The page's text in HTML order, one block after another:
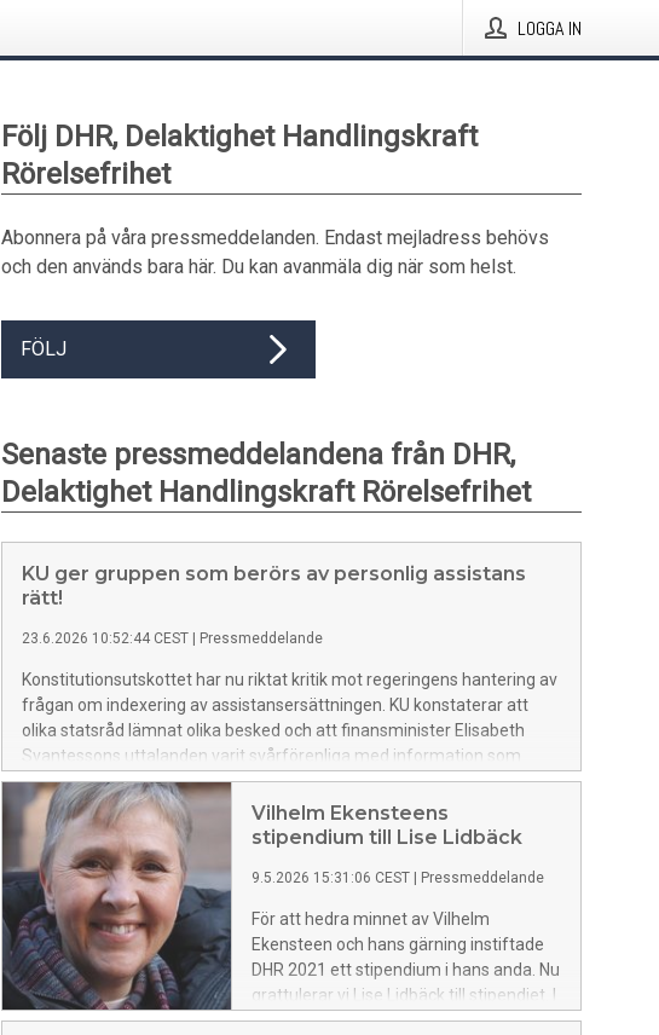
LOGGA IN
Följ DHR, Delaktighet Handlingskraft
Rörelsefrihet
Abonnera på våra pressmeddelanden. Endast mejladress behövs
och den används bara här. Du kan avanmäla dig när som helst.
FÖLJ
Senaste pressmeddelandena från DHR,
Delaktighet Handlingskraft Rörelsefrihet
KU ger gruppen som berörs av personlig assistans
rätt!
23.6.2026 10:52:44 CEST Pressmeddelande
Konstitutionsutskottet har nu riktat kritik mot regeringens hantering av
frågan om indexering av assistansersättningen. KU konstaterar att
olika statsråd lämnat olika besked och att finansminister Elisabeth
Svantessons uttalanden varit svårförenliga med information som
tidigare lämnats från Socialdepartementet och socialtjänstminister
Camilla Waltersson Grönvall.
Vilhelm Ekensteens
stipendium till Lise Lidbäck
9.5.2026 15:31:06 CEST Pressmeddelande
För att hedra minnet av Vilhelm
Ekensteen och hans gärning instiftade
DHR 2021 ett stipendium i hans anda. Nu
grattulerar vi Lise Lidbäck till stipendiet. I
oktober 2025 avslutade hon sitt uppdrag